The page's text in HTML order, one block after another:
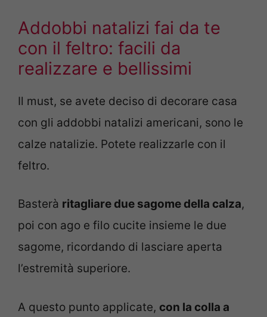
Addobbi natalizi fai da te
con il feltro: facili da
realizzare e bellissimi
Il must, se avete deciso di decorare casa
con gli addobbi natalizi americani, sono le
calze natalizie. Potete realizzarle con il
feltro.
Basterà ritagliare due sagome della calza,
poi con ago e filo cucite insieme le due
sagome, ricordando di lasciare aperta
l’estremità superiore.
A questo punto applicate, con la colla a